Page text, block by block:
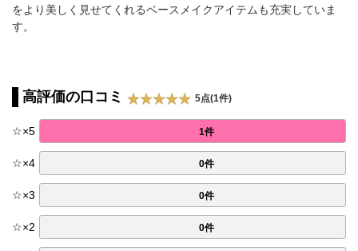
をより美しく見せてくれるベースメイクアイテムも充実していま
す。
高評価の口コミ 5点(1件)
☆×5 1件
☆×4 0件
☆×3 0件
☆×2 0件